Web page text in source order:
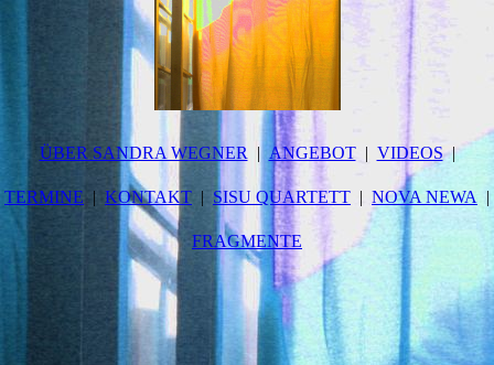
ÜBER SANDRA WEGNER ANGEBOT VIDEOS
TERMINE KONTAKT SISU QUARTETT NOVA NEWA
FRAGMENTE